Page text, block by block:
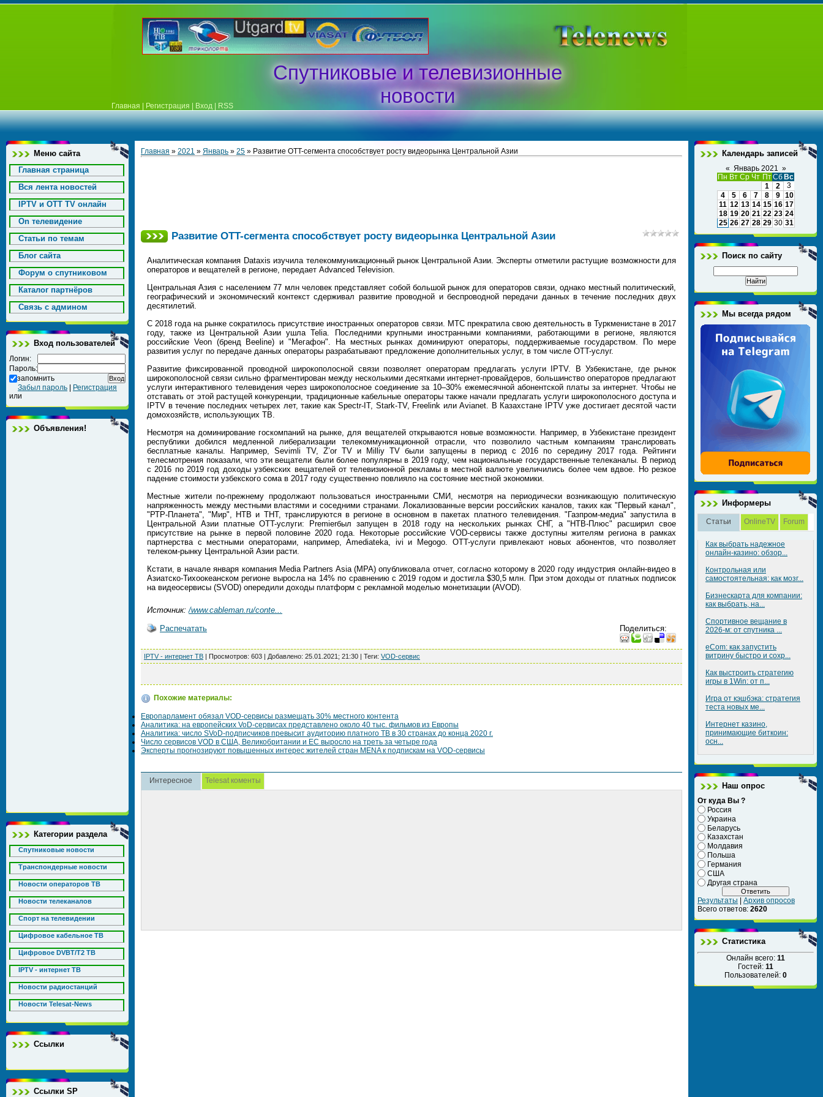
Спутниковые и телевизионные
новости
Главная Регистрация Вход RSS
Меню сайта
Главная страница
Вся лента новостей
IPTV и OTT TV онлайн
On телевидение
Статьи по темам
Блог сайта
Форум о спутниковом
Каталог партнёров
Cвязь с админом
Вход пользователей
Логин:
Пароль:
запомнить
Забыл пароль
Регистрация
или
Объявления!
Категории раздела
Спутниковые новости
Транспондерные новости
Новости операторов ТВ
Новости телеканалов
Спорт на телевидении
Цифровое кабельное ТВ
Цифровое DVBT/T2 ТВ
IPTV - интернет ТВ
Новости радиостанций
Новости Telesat-News
Ссылки
Ссылки SP
Главная » 2021 » Январь » 25 » Развитие OTT-сегмента способствует росту видеорынка Центральной Азии
Развитие OTT-сегмента способствует росту видеорынка Центральной Азии
Аналитическая компания Dataxis изучила телекоммуникационный рынок Центральной Азии. Эксперты отметили растущие возможности для
операторов и вещателей в регионе, передает Advanced Television.
Центральная Азия с населением 77 млн человек представляет собой большой рынок для операторов связи, однако местный политический,
географический и экономический контекст сдерживал развитие проводной и беспроводной передачи данных в течение последних двух
десятилетий.
С 2018 года на рынке сократилось присутствие иностранных операторов связи. МТС прекратила свою деятельность в Туркменистане в 2017
году, также из Центральной Азии ушла Telia. Последними крупными иностранными компаниями, работающими в регионе, являются
российские Veon (бренд Beeline) и "Мегафон". На местных рынках доминируют операторы, поддерживаемые государством. По мере
развития услуг по передаче данных операторы разрабатывают предложение дополнительных услуг, в том числе OTT-услуг.
Развитие фиксированной проводной широкополосной связи позволяет операторам предлагать услуги IPTV. В Узбекистане, где рынок
широкополосной связи сильно фрагментирован между несколькими десятками интернет-провайдеров, большинство операторов предлагают
услуги интерактивного телевидения через широкополосное соединение за 10–30% ежемесячной абонентской платы за интернет. Чтобы не
отставать от этой растущей конкуренции, традиционные кабельные операторы также начали предлагать услуги широкополосного доступа и
IPTV в течение последних четырех лет, такие как Spectr-IT, Stark-TV, Freelink или Avianet. В Казахстане IPTV уже достигает десятой части
домохозяйств, использующих ТВ.
Несмотря на доминирование госкомпаний на рынке, для вещателей открываются новые возможности. Например, в Узбекистане президент
республики добился медленной либерализации телекоммуникационной отрасли, что позволило частным компаниям транслировать
бесплатные каналы. Например, Sevimli TV, Z’or TV и Milliy TV были запущены в период с 2016 по середину 2017 года. Рейтинги
телесмотрения показали, что эти вещатели были более популярны в 2019 году, чем национальные государственные телеканалы. В период
с 2016 по 2019 год доходы узбекских вещателей от телевизионной рекламы в местной валюте увеличились более чем вдвое. Но резкое
падение стоимости узбекского сома в 2017 году существенно повлияло на состояние местной экономики.
Местные жители по-прежнему продолжают пользоваться иностранными СМИ, несмотря на периодически возникающую политическую
напряженность между местными властями и соседними странами. Локализованные версии российских каналов, таких как "Первый канал",
"РТР-Планета", "Мир", НТВ и ТНТ, транслируются в регионе в основном в пакетах платного телевидения. "Газпром-медиа" запустила в
Центральной Азии платные OTT-услуги: Premierбыл запущен в 2018 году на нескольких рынках СНГ, а "НТВ-Плюс" расширил свое
присутствие на рынке в первой половине 2020 года. Некоторые российские VOD-сервисы также доступны жителям региона в рамках
партнерства с местными операторами, например, Amediateka, ivi и Megogo. OTT-услуги привлекают новых абонентов, что позволяет
телеком-рынку Центральной Азии расти.
Кстати, в начале января компания Media Partners Asia (MPA) опубликовала отчет, согласно которому в 2020 году индустрия онлайн-видео в
Азиатско-Тихоокеанском регионе выросла на 14% по сравнению с 2019 годом и достигла $30,5 млн. При этом доходы от платных подписок
на видеосервисы (SVOD) опередили доходы платформ с рекламной моделью монетизации (AVOD).
Источник:/www.cableman.ru/conte...
Распечатать
Поделиться:
IPTV - интернет ТВ | Просмотров: 603 | Добавлено: 25.01.2021; 21:30 | Теги: VOD-сервис
Похожие материалы:
Европарламент обязал VOD-сервисы размещать 30% местного контента
Аналитика: на европейских VoD-сервисах представлено около 40 тыс. фильмов из Европы
Аналитика: число SVoD-подписчиков превысит аудиторию платного ТВ в 30 странах до конца 2020 г.
Число сервисов VOD в США, Великобритании и ЕС выросло на треть за четыре года
Эксперты прогнозируют повышенных интерес жителей стран MENA к подпискам на VOD-сервисы
Интересное Telesat коменты
Календарь записей
« Январь 2021 »
Пн Вт Ср Чт ПтСб Вс
1
2
3
4
5 6 7 8 9 10
11 12 13 14 15 16 17
18 19 20 21 22 23 24
25 26 27 28 29 30 31
Поиск по сайту
Мы всегда рядом
Информеры
Статьи OnlineTV Forum
Как выбрать надежное
онлайн-казино: обзор...
Контрольная или
самостоятельная: как мозг...
Бизнескарта для компании:
как выбрать, на...
Спортивное вещание в
2026-м: от спутника ...
eCom: как запустить
витрину быстро и сохр...
Как выстроить стратегию
игры в 1Win: от п...
Игра от кэшбэка: стратегия
теста новых ме...
Интернет казино,
принимающие биткоин:
осн...
Наш опрос
От куда Вы ?
Россия
Украина
Беларусь
Казахстан
Молдавия
Польша
Германия
США
Другая страна
Результаты
Архив опросов
Всего ответов: 2620
Статистика
Онлайн всего: 11
Гостей: 11
Пользователей: 0